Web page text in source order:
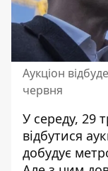
Аукціон
червня
У середу, 29
відбутися
добудує